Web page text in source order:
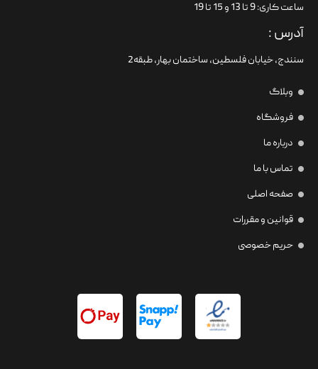
ساعت کاری: 9 تا 13 و 15 تا 19
آدرس :
سنندج، خیابان فلسطین،‌ ساختمان بهار، طبقه2
وبلاگ
فروشگاه
درباره ما
تماس با ما
صفحه اصلی
قوانین و مقررات
حریم خصوصی